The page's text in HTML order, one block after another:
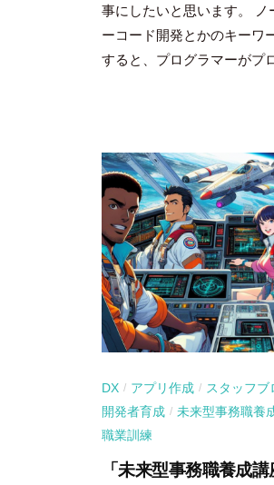
豪
事にしたいと思います。 ノ
ーコード開発とかのキーワ
すると、プログラマーがプ
DX / アプリ作成 / スタッフブ
開発者育成 / 未来型事務職養
職業訓練
「未来型事務職養成